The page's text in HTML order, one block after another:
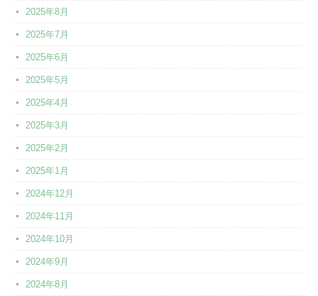
2025年8月
2025年7月
2025年6月
2025年5月
2025年4月
2025年3月
2025年2月
2025年1月
2024年12月
2024年11月
2024年10月
2024年9月
2024年8月